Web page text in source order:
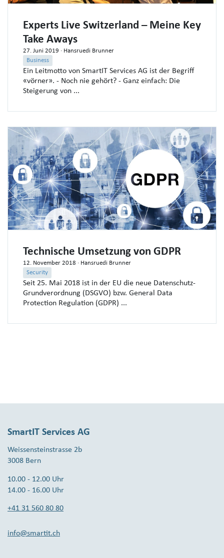
Experts Live Switzerland – Meine Key
Take Aways
27. Juni 2019 · Hansruedi Brunner
Business
Ein Leitmotto von SmartIT Services AG ist der Begriff
«vörner». - Noch nie gehört? - Ganz einfach: Die
Steigerung von ...
Technische Umsetzung von GDPR
12. November 2018 · Hansruedi Brunner
Security
Seit 25. Mai 2018 ist in der EU die neue Datenschutz-
Grundverordnung (DSGVO) bzw. General Data
Protection Regulation (GDPR) ...
SmartIT Services AG
Weissensteinstrasse 2b
3008 Bern
10.00 - 12.00 Uhr
14.00 - 16.00 Uhr
+41 31 560 80 80
info@smartit.ch